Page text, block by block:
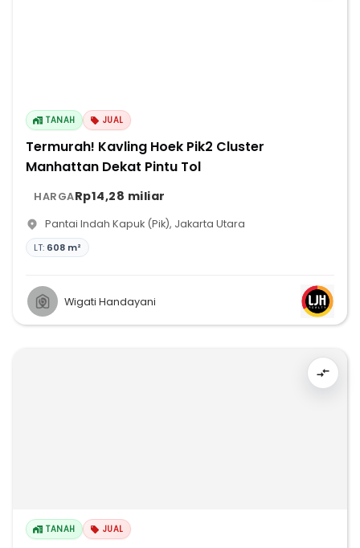
TANAH JUAL
Termurah! Kavling Hoek Pik2 Cluster
Manhattan Dekat Pintu Tol
HARGARp14,28 miliar
Pantai Indah Kapuk (Pik), Jakarta Utara
LT: 608 m²
Wigati Handayani
TANAH JUAL